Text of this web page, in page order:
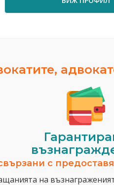
с
на